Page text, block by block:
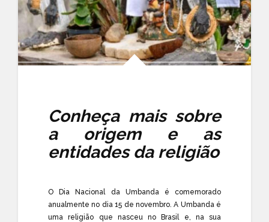
Conheça mais sobre
a origem e as
entidades da religião
O Dia Nacional da Umbanda é comemorado
anualmente no dia 15 de novembro. A Umbanda é
uma religião que nasceu no Brasil e, na sua